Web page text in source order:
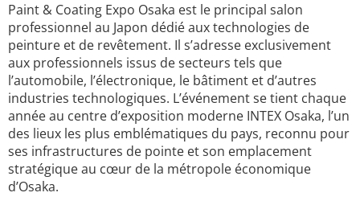
Paint & Coating Expo Osaka est le principal salon
professionnel au Japon dédié aux technologies de
peinture et de revêtement. Il s’adresse exclusivement
aux professionnels issus de secteurs tels que
l’automobile, l’électronique, le bâtiment et d’autres
industries technologiques. L’événement se tient chaque
année au centre d’exposition moderne INTEX Osaka, l’un
des lieux les plus emblématiques du pays, reconnu pour
ses infrastructures de pointe et son emplacement
stratégique au cœur de la métropole économique
d’Osaka.